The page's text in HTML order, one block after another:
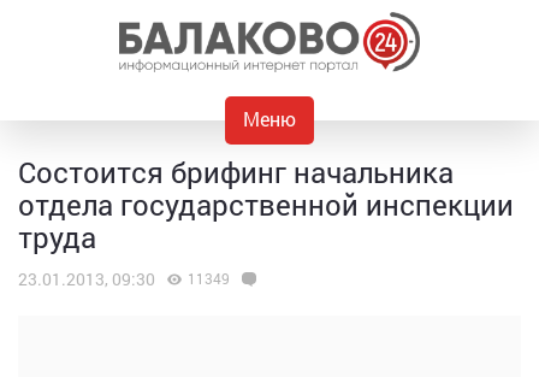
Меню
Состоится брифинг начальника
отдела государственной инспекции
труда
23.01.2013, 09:30 11349